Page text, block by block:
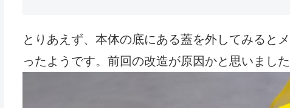
とりあえず、本体の底にある蓋を外してみると
ったようです。前回の改造が原因かと思いまし